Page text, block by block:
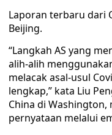
Laporan terbaru dari
Beijing.
“Langkah AS yang
alih-alih
melacak asal-usul
lengkap,” kata Liu
China di
pernyataan melalui